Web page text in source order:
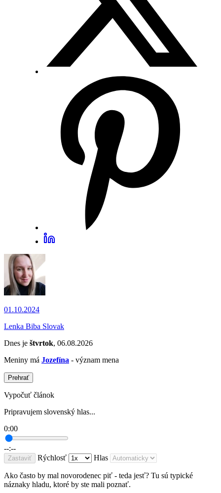
01.10.2024
Lenka Biba Slovak
Dnes je štvrtok, 06.08.2026
Meniny má Jozefína - význam mena
Prehrať
Vypočuť článok
Pripravujem slovenský hlas...
0:00
--:--
Zastaviť Rýchlosť Hlas
Ako často by mal novorodenec piť - teda jesť? Tu sú typické
náznaky hladu, ktoré by ste mali poznať.